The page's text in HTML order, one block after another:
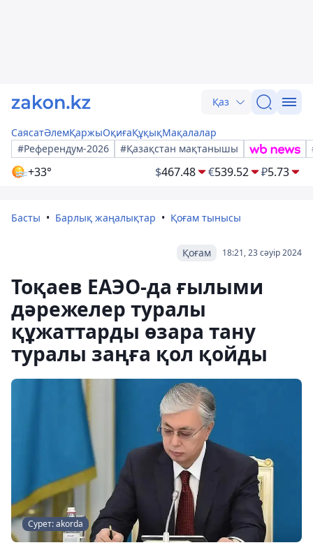
Қаз
СаясатӘлемҚаржыОқиғаҚұқықМақалалар
#Референдум-2026
#Қазақстан мақтанышы
+33° $467.48 €539.52 ₽5.73
Басты Барлық жаңалықтар Қоғам тынысы
18:21, 23 сәуір 2024
Қоғам
Тоқаев ЕАЭО-да ғылыми
дәрежелер туралы
құжаттарды өзара тану
туралы заңға қол қойды
Сурет: akorda